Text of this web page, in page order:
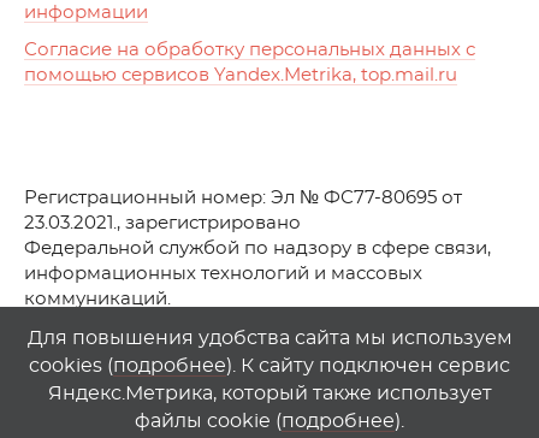
информации
Согласие на обработку персональных данных с
помощью сервисов Yandex.Metrika, top.mail.ru
Регистрационный номер: Эл № ФС77-80695 от
23.03.2021., зарегистрировано
Федеральной службой по надзору в сфере связи,
информационных технологий и массовых
коммуникаций.
© АО Телеканал «Первый Ростовский» (2021-2025)
Любое использование материалов сайта возможно
только при указании гиперссылки на1rostov.tv
Для повышения удобства сайта мы используем
cookies (подробнее). К сайту подключен сервис
Яндекс.Метрика, который также использует
файлы cookie (подробнее).